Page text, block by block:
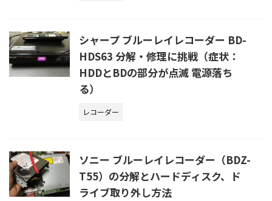
シャープ ブルーレイレコーダー BD-
HDS63 分解・修理に挑戦（症状：
HDDとBDの部分が点滅 電源落ち
る）
レコーダー
ソニー ブルーレイレコーダー（BDZ-
T55）の分解とハードディスク、ド
ライブ取り外し方法